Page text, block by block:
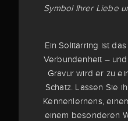
Symbol Ihrer Liebe
Ein Solitärring ist
Verbundenheit –
Gravur wird er zu
Schatz. Lassen Sie
Kennenlernens,
einem besonderen